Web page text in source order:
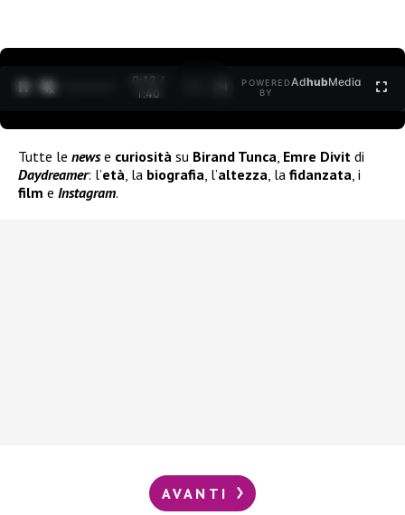
0:12 /
1:40
POWERED
BY
AdhubMedia
Tutte le newse curiosità su Birand Tunca Emre Divit di
Daydreamer: l’età , la biografia , l’altezza , la fidanzata , i
film e Instagram.
AVANTI